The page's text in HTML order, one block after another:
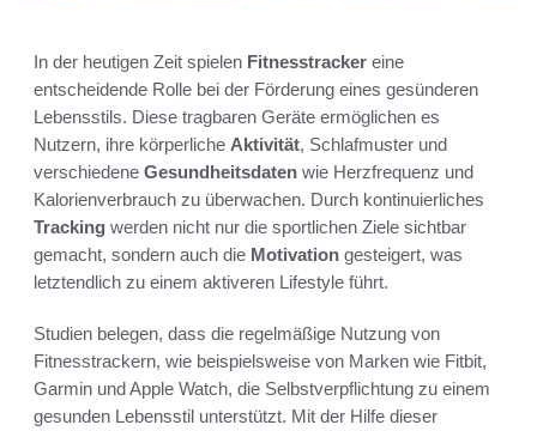
In der heutigen Zeit spielen Fitnesstracker eine
entscheidende Rolle bei der Förderung eines gesünderen
Lebensstils. Diese tragbaren Geräte ermöglichen es
Nutzern, ihre körperliche Aktivität, Schlafmuster und
verschiedene Gesundheitsdaten wie Herzfrequenz und
Kalorienverbrauch zu überwachen. Durch kontinuierliches
Tracking werden nicht nur die sportlichen Ziele sichtbar
gemacht, sondern auch die Motivation gesteigert, was
letztendlich zu einem aktiveren Lifestyle führt.
Studien belegen, dass die regelmäßige Nutzung von
Fitnesstrackern, wie beispielsweise von Marken wie Fitbit,
Garmin und Apple Watch, die Selbstverpflichtung zu einem
gesunden Lebensstil unterstützt. Mit der Hilfe dieser